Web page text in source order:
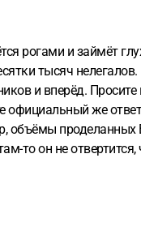
рогами и займёт
тысяч
и вперёд.
же
объёмы
то он не